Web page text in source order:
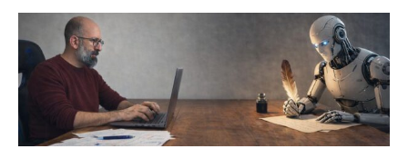
מתאימים
שירותי
כתיבת
תוכן